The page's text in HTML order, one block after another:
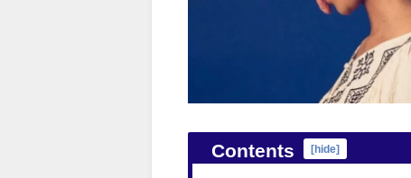
Contents [hide]